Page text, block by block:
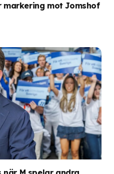
markering mot Jomshof